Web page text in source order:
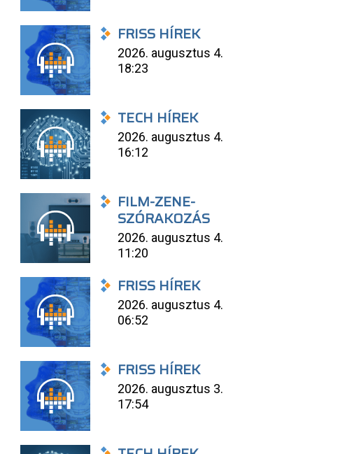
FRISS HÍREK
2026. augusztus 4.
18:23
TECH HÍREK
2026. augusztus 4.
16:12
FILM-ZENE-
SZÓRAKOZÁS
2026. augusztus 4.
11:20
FRISS HÍREK
2026. augusztus 4.
06:52
FRISS HÍREK
2026. augusztus 3.
17:54